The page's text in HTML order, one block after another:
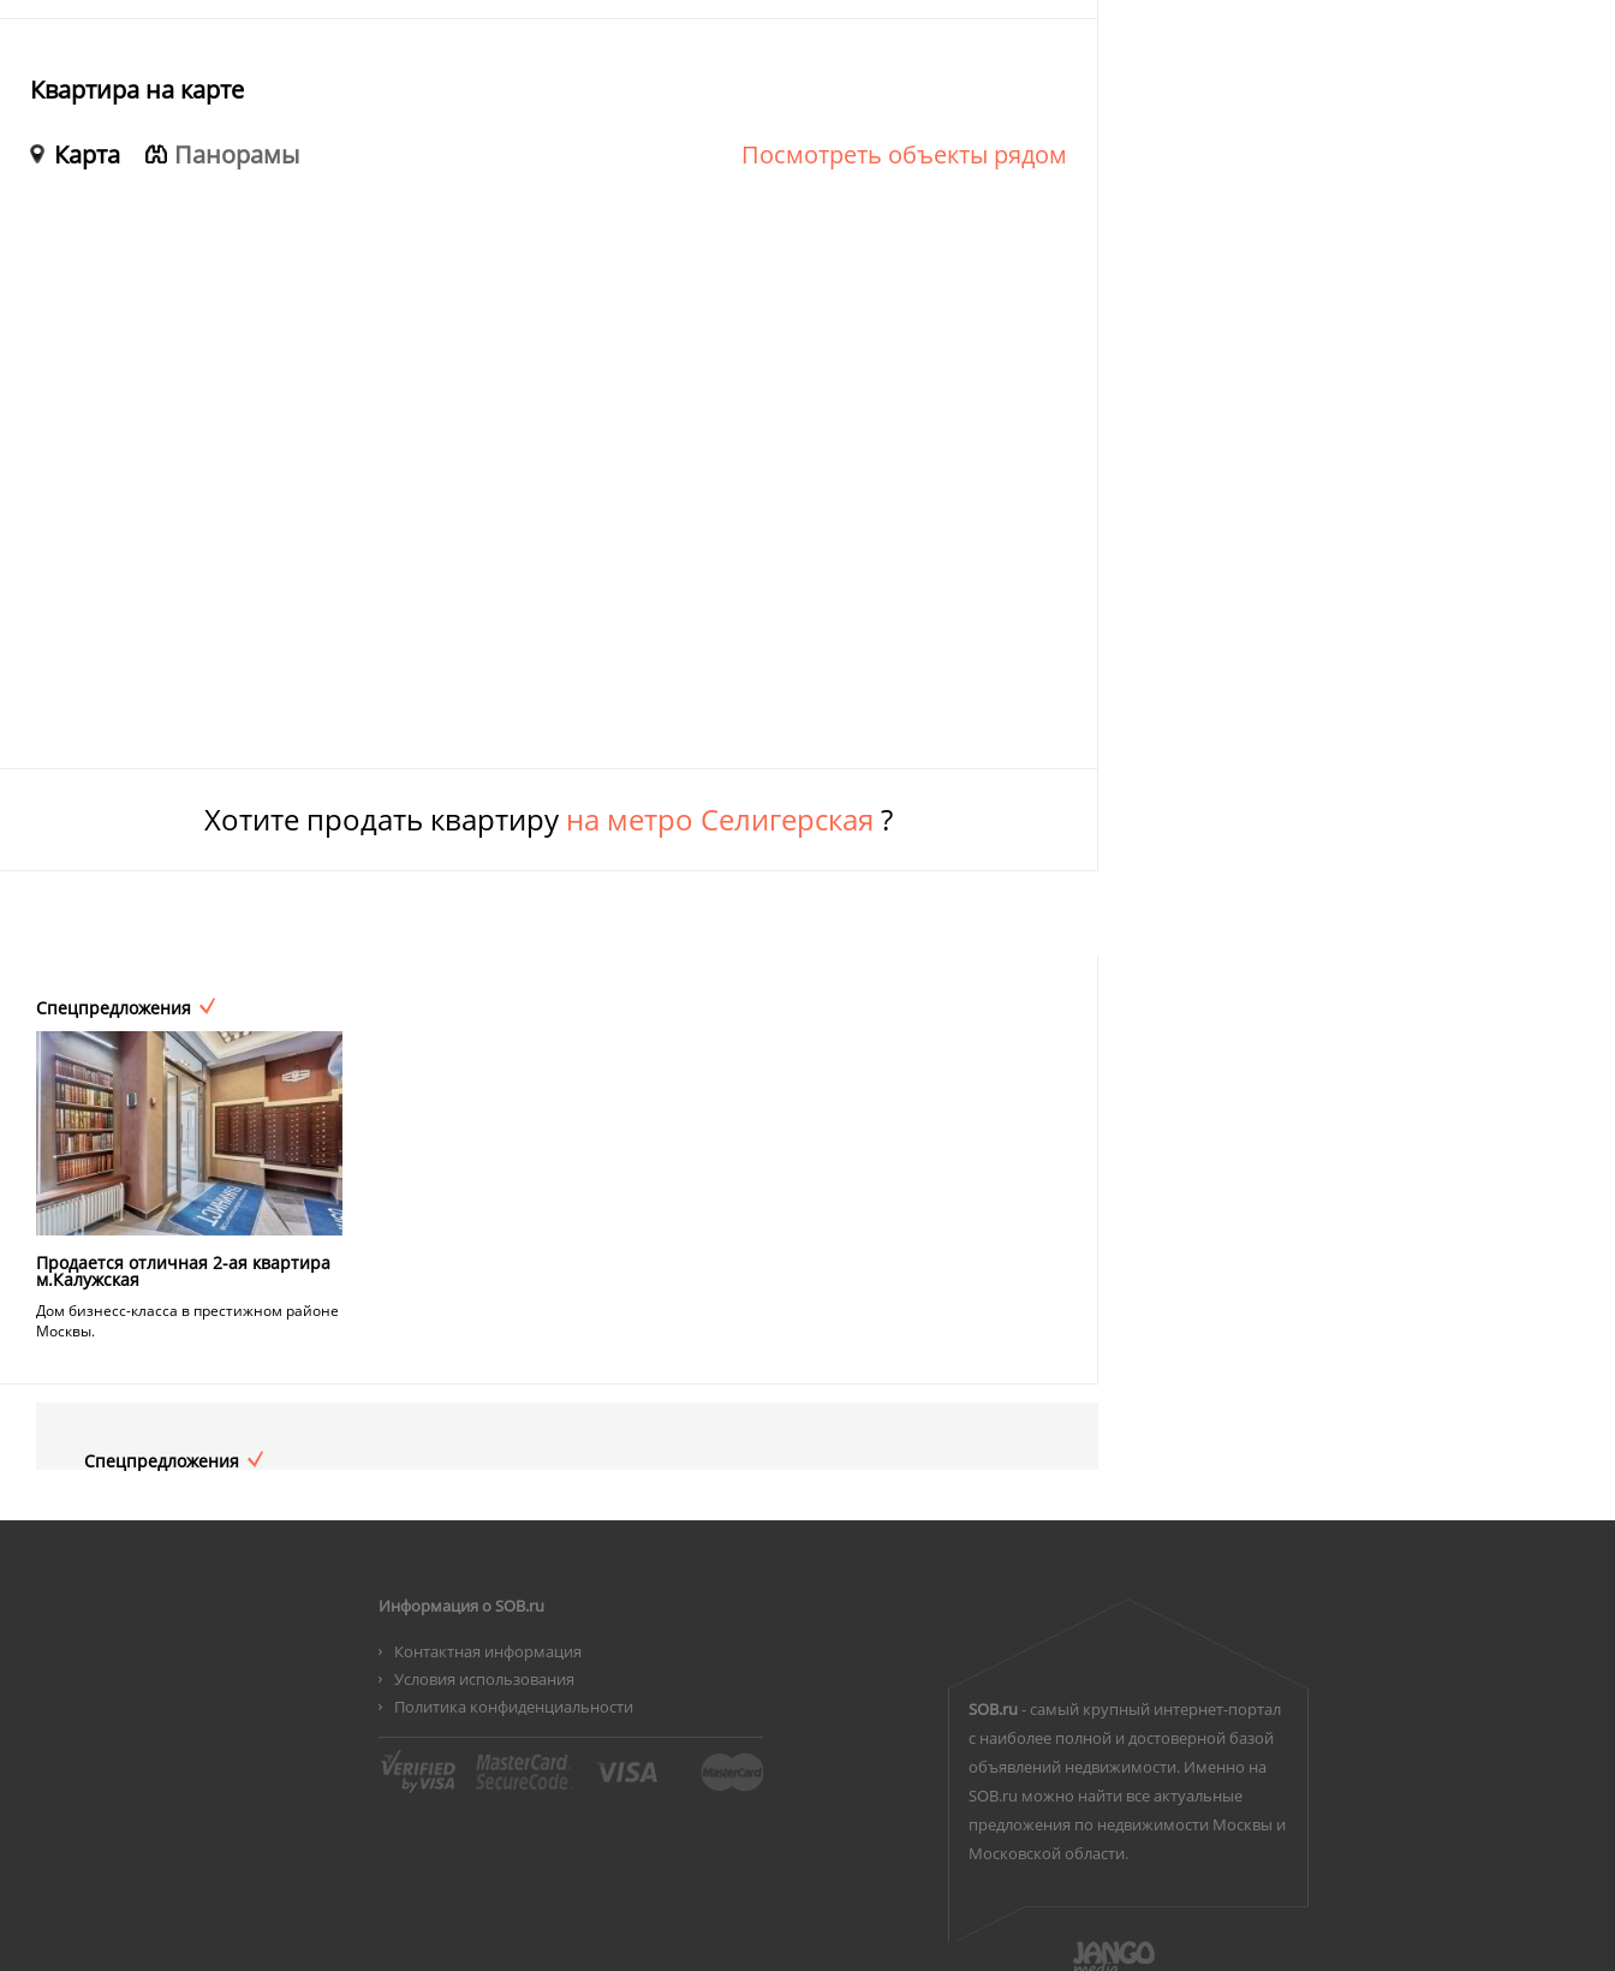
Квартира на карте
Карта
Панорамы Посмотреть объекты рядом
Хотите продать квартиру на метро Селигерская ?
Спецпредложения
Продается отличная 2-ая квартира
м.Калужская
Дом бизнесс-класса в престижном районе
Москвы.
Спецпредложения
Информация о SOB.ru
Контактная информация
Условия использования
Политика конфиденциальности
SOB.ru- самый крупный интернет-портал
с наиболее полной и достоверной базой
объявлений недвижимости. Именно на
SOB.ru можно найти все актуальные
предложения по недвижимости Москвы и
Московской области.